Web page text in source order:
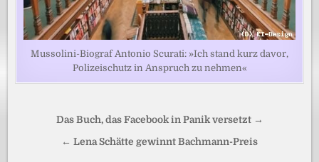
Mussolini-Biograf Antonio Scurati: »Ich stand kurz davor,
Polizeischutz in Anspruch zu nehmen«
Beitragsnavigation
Das Buch, das Facebook in Panik versetzt →
← Lena Schätte gewinnt Bachmann-Preis